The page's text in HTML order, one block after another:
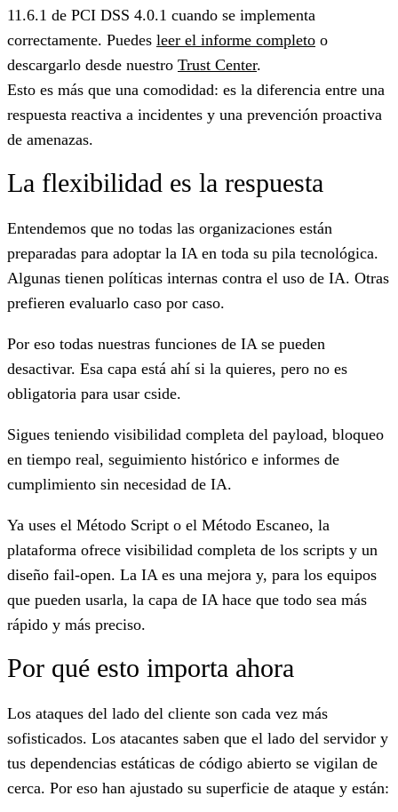
11.6.1 de PCI DSS 4.0.1 cuando se implementa
correctamente. Puedes leer el informe completo o
descargarlo desde nuestro Trust Center.
Esto es más que una comodidad: es la diferencia entre una
respuesta reactiva a incidentes y una prevención proactiva
de amenazas.
La flexibilidad es la respuesta
Entendemos que no todas las organizaciones están
preparadas para adoptar la IA en toda su pila tecnológica.
Algunas tienen políticas internas contra el uso de IA. Otras
prefieren evaluarlo caso por caso.
Por eso todas nuestras funciones de IA se pueden
desactivar. Esa capa está ahí si la quieres, pero no es
obligatoria para usar cside.
Sigues teniendo visibilidad completa del payload, bloqueo
en tiempo real, seguimiento histórico e informes de
cumplimiento sin necesidad de IA.
Ya uses el Método Script o el Método Escaneo, la
plataforma ofrece visibilidad completa de los scripts y un
diseño fail-open. La IA es una mejora y, para los equipos
que pueden usarla, la capa de IA hace que todo sea más
rápido y más preciso.
Por qué esto importa ahora
Los ataques del lado del cliente son cada vez más
sofisticados. Los atacantes saben que el lado del servidor y
tus dependencias estáticas de código abierto se vigilan de
cerca. Por eso han ajustado su superficie de ataque y están: